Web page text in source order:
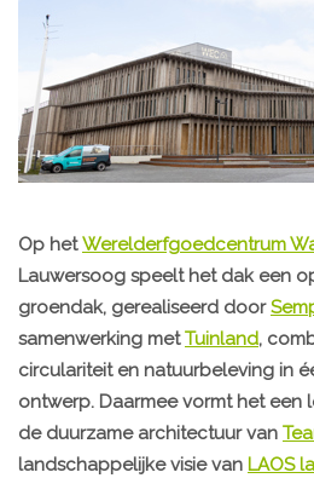
Op hetWerelderfgoedcentrum
Lauwersoog speelt het dak een
groendak, gerealiseerd door
samenwerking metTuinland,
circulariteit en natuurbeleving in
ontwerp. Daarmee vormt het een
de duurzame architectuur van
landschappelijke visie van LAOS